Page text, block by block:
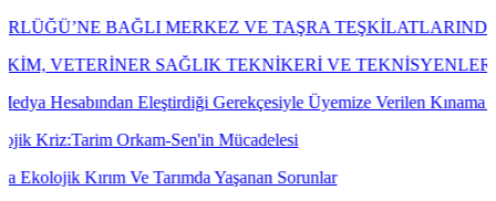
MERKEZ VE TAŞRA TEŞKİLATLARINDA
SAĞLIK TEKNİKERİ VE TEKNİSYENLERİN
Eleştirdiği Gerekçesiyle Üyemize Verilen Kınama Cezasının
Orkam-Sen'in Mücadelesi
Ve Tarımda Yaşanan Sorunlar